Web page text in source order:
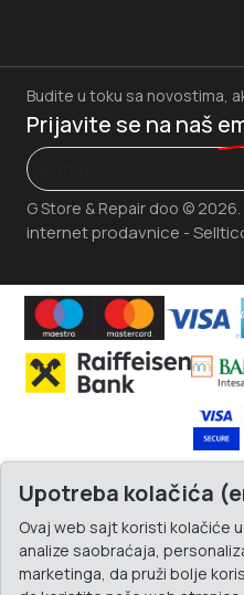
G Store & Repair doo © 2026.
internet prodavnice -
Budite u toku sa novostima,
Prijavite se na naš
Upotreba kolačića
Ovaj web sajt koristi kolačiće
analize saobraćaja,
marketinga, da pruži bolje